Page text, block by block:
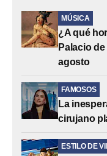
MÚSICA
¿A qué
Palacio
agosto
FAMOSOS
La
cirujano
ESTILO DE